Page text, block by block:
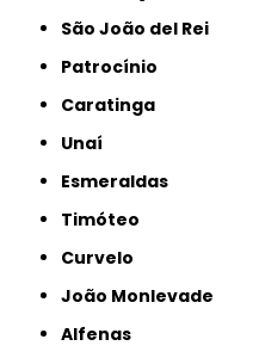
São João del Rei
Patrocínio
Caratinga
Unaí
Esmeraldas
Timóteo
Curvelo
João Monlevade
Alfenas